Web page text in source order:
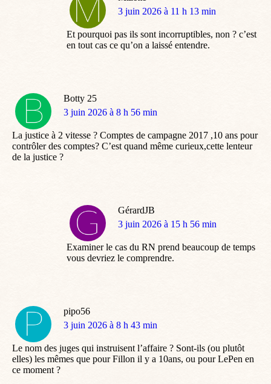
dit
3 juin 2026 à 11 h 13 min
Et pourquoi pas ils sont incorruptibles, non ? c’est
en tout cas ce qu’on a laissé entendre.
Botty 25
dit
3 juin 2026 à 8 h 56 min
La justice à 2 vitesse ? Comptes de campagne 2017 ,10 ans pour
contrôler des comptes? C’est quand même curieux,cette lenteur
de la justice ?
GérardJB
dit
3 juin 2026 à 15 h 56 min
Examiner le cas du RN prend beaucoup de temps
vous devriez le comprendre.
pipo56
dit
3 juin 2026 à 8 h 43 min
Le nom des juges qui instruisent l’affaire ? Sont-ils (ou plutôt
elles) les mêmes que pour Fillon il y a 10ans, ou pour LePen en
ce moment ?